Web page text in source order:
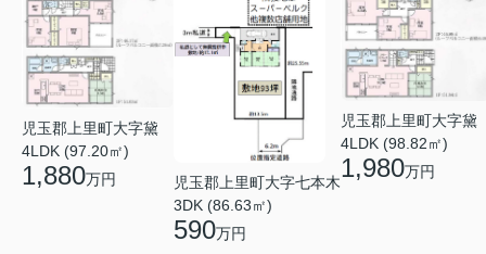
児玉郡上里町大字黛
4LDK (97.20㎡)
1,880万円
児玉郡上里町大字七本木
3DK (86.63㎡)
590万円
児玉郡上里町大字黛
4LDK (98.82㎡)
1,980万円